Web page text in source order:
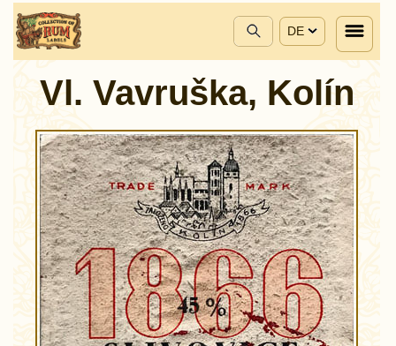
DE
Vl. Vavruška, Kolín